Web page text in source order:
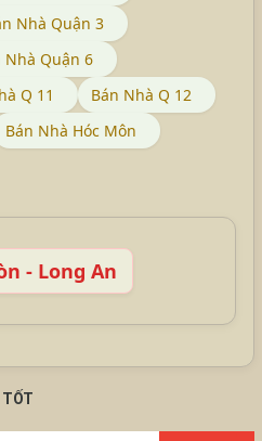
Nhà Quận 3
Nhà Quận 6
Q 11
Bán Nhà Q 12
Bán Nhà Hóc Môn
- Long An
TỐT